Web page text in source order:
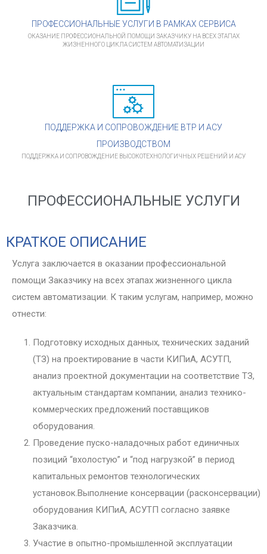
ПРОФЕССИОНАЛЬНЫЕ УСЛУГИ В РАМКАХ СЕРВИСА
ОКАЗАНИЕ ПРОФЕССИОНАЛЬНОЙ ПОМОЩИ ЗАКАЗЧИКУ НА ВСЕХ ЭТАПАХ
ЖИЗНЕННОГО ЦИКЛА СИСТЕМ АВТОМАТИЗАЦИИ
ПОДДЕРЖКА И СОПРОВОЖДЕНИЕ ВТР И АСУ
ПРОИЗВОДСТВОМ
ПОДДЕРЖКА И СОПРОВОЖДЕНИЕ ВЫСОКОТЕХНОЛОГИЧНЫХ РЕШЕНИЙ И АСУ
ПРОФЕССИОНАЛЬНЫЕ УСЛУГИ
КРАТКОЕ ОПИСАНИЕ
Услуга заключается в оказании профессиональной
помощи Заказчику на всех этапах жизненного цикла
систем автоматизации. К таким услугам, например, можно
отнести:
Подготовку исходных данных, технических заданий
(ТЗ) на проектирование в части КИПиА, АСУТП,
анализ проектной документации на соответствие ТЗ,
актуальным стандартам компании, анализ технико-
коммерческих предложений поставщиков
оборудования.
Проведение пуско-наладочных работ единичных
позиций “вхолостую” и “под нагрузкой” в период
капитальных ремонтов технологических
установок.Выполнение консервации (расконсервации)
оборудования КИПиА, АСУТП согласно заявке
Заказчика.
Участие в опытно-промышленной эксплуатации